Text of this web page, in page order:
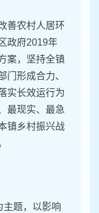
善农村人居环
政府2019年
案，坚持全镇
门形成合力、
实长效运行为
最现实、最急
镇乡村振兴战
主题，以影响